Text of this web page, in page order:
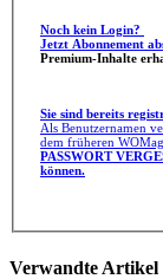
Noch kein Login?
Jetzt Abonnement
Premium-Inhalte
Sie sind bereits
Als Benutzernamen
dem früheren
PASSWORT
können.
Verwandte Artikel